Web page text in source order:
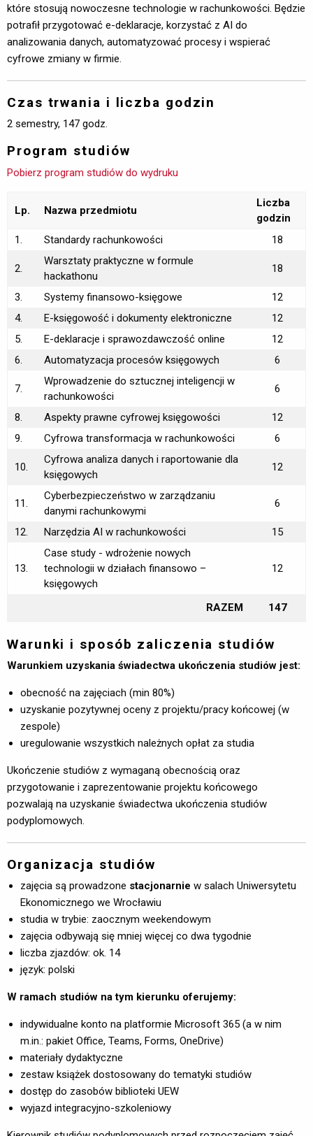
które stosują nowoczesne technologie w rachunkowości. Będzie
potrafił przygotować e-deklaracje, korzystać z AI do
analizowania danych, automatyzować procesy i wspierać
cyfrowe zmiany w firmie.
Czas trwania i liczba godzin
2 semestry, 147 godz.
Program studiów
Pobierz program studiów do wydruku
Lp. Nazwa przedmiotu
Liczba
godzin
1.
Standardy rachunkowości 18
2.
Warsztaty praktyczne w formule
hackathonu
18
3. Systemy finansowo-księgowe
12
4.
E-księgowość i dokumenty elektroniczne
12
5.
E-deklaracje i sprawozdawczość online
12
6.
Automatyzacja procesów księgowych 6
7.
Wprowadzenie do sztucznej inteligencji w
rachunkowości
6
8. Aspekty prawne cyfrowej księgowości
12
9.
Cyfrowa transformacja w rachunkowości 6
10.
Cyfrowa analiza danych i raportowanie dla
księgowych
12
11.
Cyberbezpieczeństwo w zarządzaniu
danymi rachunkowymi
6
12. Narzędzia AI w rachunkowości 15
13.
Case study - wdrożenie nowych
technologii w działach finansowo –
księgowych
12
RAZEM 147
Warunki i sposób zaliczenia studiów
Warunkiem uzyskania świadectwa ukończenia studiów jest:
obecność na zajęciach (min 80%)
uzyskanie pozytywnej oceny z projektu/pracy końcowej (w
zespole)
uregulowanie wszystkich należnych opłat za studia
Ukończenie studiów z wymaganą obecnością oraz
przygotowanie i zaprezentowanie projektu końcowego
pozwalają na uzyskanie świadectwa ukończenia studiów
podyplomowych.
Organizacja studiów
zajęcia są prowadzone stacjonarnie w salach Uniwersytetu
Ekonomicznego we Wrocławiu
studia w trybie: zaocznym weekendowym
zajęcia odbywają się mniej więcej co dwa tygodnie
liczba zjazdów: ok. 14
język: polski
W ramach studiów na tym kierunku oferujemy:
indywidualne konto na platformie Microsoft 365 (a w nim
m.in.: pakiet Office, Teams, Forms, OneDrive)
materiały dydaktyczne
zestaw książek dostosowany do tematyki studiów
dostęp do zasobów biblioteki UEW
wyjazd integracyjno-szkoleniowy